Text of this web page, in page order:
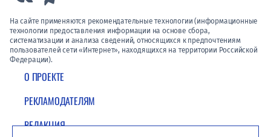
О ПРОЕКТЕ
РЕКЛАМОДАТЕЛЯМ
РЕДАКЦИЯ
На сайте применяются рекомендательные технологии (информационные
технологии предоставления информации на основе сбора,
систематизации и анализа сведений, относящихся к предпочтениям
пользователей сети «Интернет», находящихся на территории Российской
Федерации).